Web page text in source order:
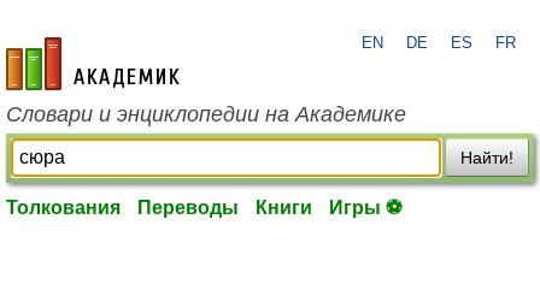
academic.ru
EN DE ES FR
Словари и энциклопедии на Академике
Найти!
Толкования Переводы Книги Игры ⚽